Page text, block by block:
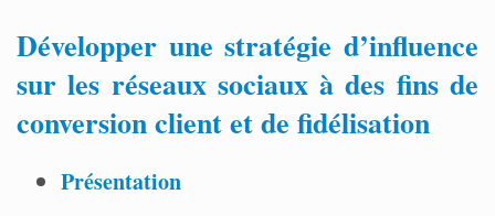
Développer une stratégie d’influence
sur les réseaux sociaux à des fins de
conversion client et de fidélisation
Présentation